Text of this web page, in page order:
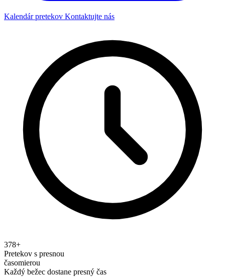
Kalendár pretekov Kontaktujte nás
378+
Pretekov s presnou
časomierou
Každý bežec dostane presný čas